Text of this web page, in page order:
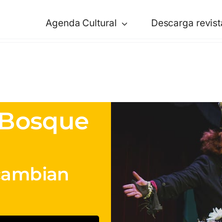
Agenda Cultural Descarga